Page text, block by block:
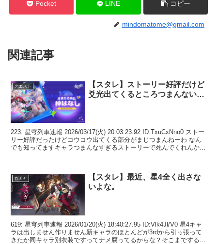
Pocket LINE コピー
mindomatome@gmail.com
関連記事
クエスト
【スタレ】ストーリー好評だけど
爻光出てくるところつまんない…
223: 星穹列車速報 2026/03/17(火) 20:03:23.92 ID:TxuCxNno0 ストー
リー好評だったけどコウコウ出てくる部分がまじつまんねーわ なん
でも知ってますキャラつまんなすぎるストーリーで死んでくれんかな
ガチャ
【スタレ】最近、星4全く出さな
いよな。
619: 星穹列車速報 2026/01/20(火) 18:40:27.95 ID:Vlk4Jl/V0 星4キャ
ラは出しません作りません新キャラのほとんどが3rdから引っ張って
きたか同キャラ別衣装ですってナメ腐ってるからな？そこまでするな